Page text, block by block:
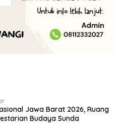
Jawa Barat 2026, Ruang
Budaya Sunda